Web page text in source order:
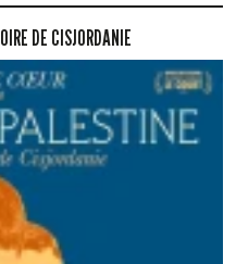
DE CISJORDANIE